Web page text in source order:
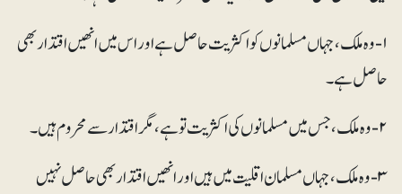
۱- وہ ملک، جہاں مسلمانوں کو اکثریت حاصل ہے اور اس میں انھیں اقتدار بھی
حاصل ہے۔
۲- وہ ملک، جس میں مسلمانوں کی اکثریت تو ہے، مگر اقتدار سے محروم ہیں۔
۳- وہ ملک، جہاں مسلمان اقلیت میں ہیں اورانھیں اقتدار بھی حاصل نہیں